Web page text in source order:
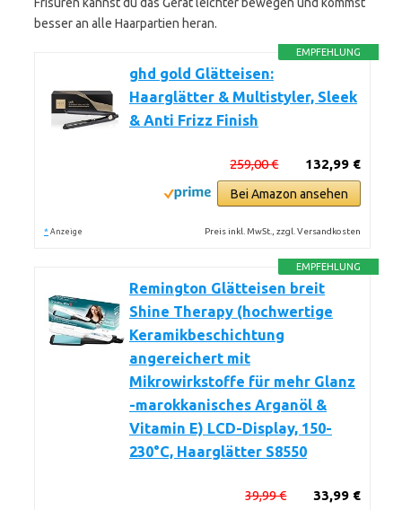
besser an alle Haarpartien heran.
EMPFEHLUNG
ghd gold Glätteisen:
Haarglätter & Multistyler, Sleek
& Anti Frizz Finish
132,99 €
259,00 €
Bei Amazon ansehen
* Anzeige Preis inkl. MwSt., zzgl. Versandkosten
EMPFEHLUNG
Remington Glätteisen breit
Shine Therapy (hochwertige
Keramikbeschichtung
angereichert mit
Mikrowirkstoffe für mehr Glanz
-marokkanisches Arganöl &
Vitamin E) LCD-Display, 150-
230°C, Haarglätter S8550
33,99 €
39,99 €